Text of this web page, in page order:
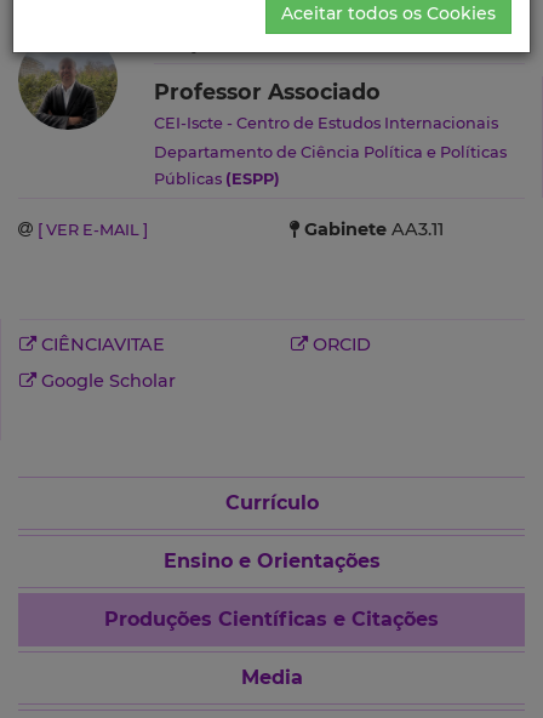
Filipe Nunes
Professor Associado
CEI-Iscte - Centro de Estudos Internacionais
Departamento de Ciência Política e Políticas
Públicas (ESPP)
[ VER E-MAIL ] Gabinete AA3.11
CIÊNCIAVITAE
ORCID
Google Scholar
Currículo
Ensino e Orientações
Produções Científicas e Citações
Media
Aceitar todos os Cookies